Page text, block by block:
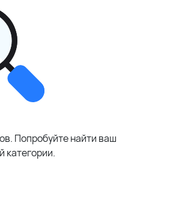
Попробуйте найти ваш
категории.